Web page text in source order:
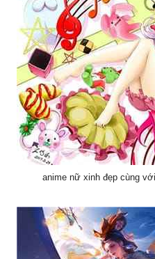
anime nữ xinh đẹp cùng